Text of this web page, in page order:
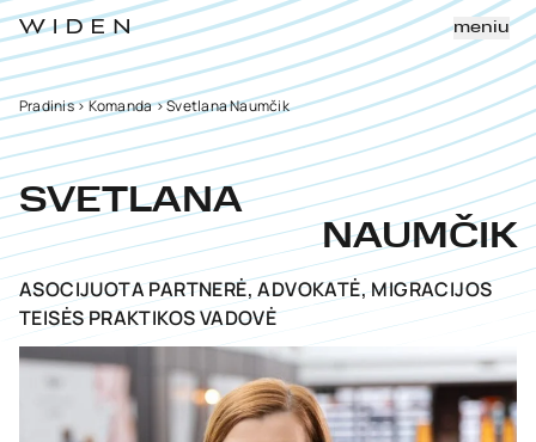
meniu
Pradinis>Komanda>Svetlana Naumčik
SVETLANA
NAUMČIK
ASOCIJUOTA PARTNERĖ, ADVOKATĖ, MIGRACIJOS
TEISĖS PRAKTIKOS VADOVĖ